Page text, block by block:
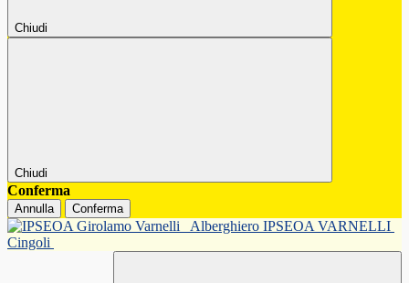
Chiudi
Chiudi
Conferma
Annulla Conferma
Alberghiero IPSEOA VARNELLI
Cingoli